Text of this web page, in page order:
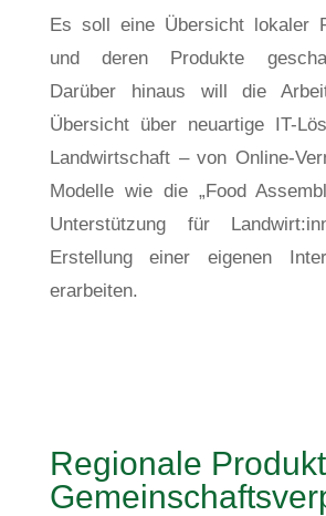
Es soll eine Übersicht lokaler
und deren Produkte
Darüber hinaus will die
Übersicht über neuartige IT-
Landwirtschaft – von Online-
Modelle wie die „Food
Unterstützung für
Erstellung einer eigenen
erarbeiten.
Regionale